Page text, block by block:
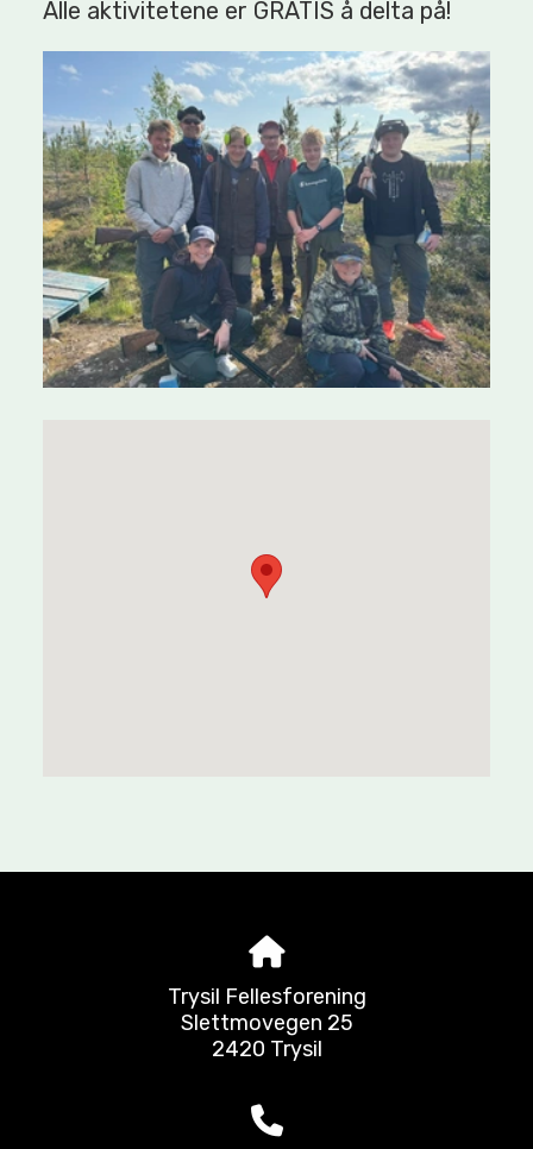
Alle aktivitetene er GRATIS å delta på!
Trysil Fellesforening
Slettmovegen 25
2420 Trysil